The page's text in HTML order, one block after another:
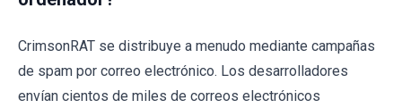
CrimsonRAT se distribuye a menudo mediante campañas
de spam por correo electrónico. Los desarrolladores
envían cientos de miles de correos electrónicos